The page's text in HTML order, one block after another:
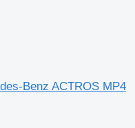
Benz ACTROS MP4